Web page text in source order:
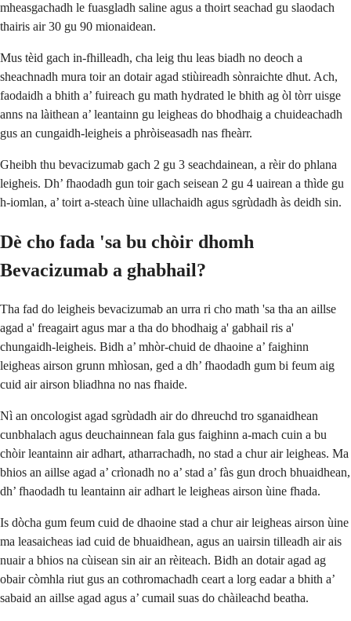
mheasgachadh le fuasgladh saline agus a thoirt seachad gu slaodach
thairis air 30 gu 90 mionaidean.
Mus tèid gach in-fhilleadh, cha leig thu leas biadh no deoch a
sheachnadh mura toir an dotair agad stiùireadh sònraichte dhut. Ach,
faodaidh a bhith a’ fuireach gu math hydrated le bhith ag òl tòrr uisge
anns na làithean a’ leantainn gu leigheas do bhodhaig a chuideachadh
gus an cungaidh-leigheis a phròiseasadh nas fheàrr.
Gheibh thu bevacizumab gach 2 gu 3 seachdainean, a rèir do phlana
leigheis. Dh’ fhaodadh gun toir gach seisean 2 gu 4 uairean a thìde gu
h-iomlan, a’ toirt a-steach ùine ullachaidh agus sgrùdadh às deidh sin.
Dè cho fada 'sa bu chòir dhomh
Bevacizumab a ghabhail?
Tha fad do leigheis bevacizumab an urra ri cho math 'sa tha an aillse
agad a' freagairt agus mar a tha do bhodhaig a' gabhail ris a'
chungaidh-leigheis. Bidh a’ mhòr-chuid de dhaoine a’ faighinn
leigheas airson grunn mhìosan, ged a dh’ fhaodadh gum bi feum aig
cuid air airson bliadhna no nas fhaide.
Nì an oncologist agad sgrùdadh air do dhreuchd tro sganaidhean
cunbhalach agus deuchainnean fala gus faighinn a-mach cuin a bu
chòir leantainn air adhart, atharrachadh, no stad a chur air leigheas. Ma
bhios an aillse agad a’ crìonadh no a’ stad a’ fàs gun droch bhuaidhean,
dh’ fhaodadh tu leantainn air adhart le leigheas airson ùine fhada.
Is dòcha gum feum cuid de dhaoine stad a chur air leigheas airson ùine
ma leasaicheas iad cuid de bhuaidhean, agus an uairsin tilleadh air ais
nuair a bhios na cùisean sin air an rèiteach. Bidh an dotair agad ag
obair còmhla riut gus an cothromachadh ceart a lorg eadar a bhith a’
sabaid an aillse agad agus a’ cumail suas do chàileachd beatha.